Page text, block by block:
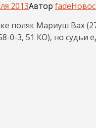
2013Автор fade
поляк Мариуш Вах
0-3, 51 КО), но судьи